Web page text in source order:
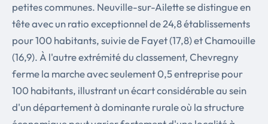
petites communes. Neuville-sur-Ailette se distingue en
tête avec un ratio exceptionnel de 24,8 établissements
pour 100 habitants, suivie de Fayet (17,8) et Chamouille
(16,9). À l'autre extrémité du classement, Chevregny
ferme la marche avec seulement 0,5 entreprise pour
100 habitants, illustrant un écart considérable au sein
d'un département à dominante rurale où la structure